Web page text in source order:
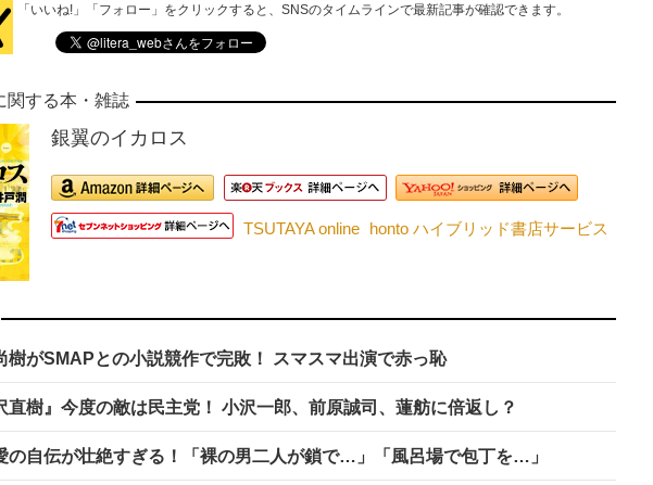
「いいね!」「フォロー」をクリックすると、SNSのタイムラインで最新記事が確認できます。
関する本・雑誌
銀翼のイカロス
TSUTAYA online honto ハイブリッド書店サービス
樹がSMAPとの小説競作で完敗！ スマスマ出演で赤っ恥
直樹』今度の敵は民主党！ 小沢一郎、前原誠司、蓮舫に倍返し？
の自伝が壮絶すぎる！「裸の男二人が鎖で…」「風呂場で包丁を…」